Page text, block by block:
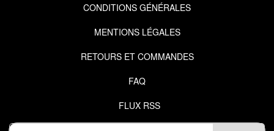
CONDITIONS GÉNÉRALES
MENTIONS LÉGALES
RETOURS ET COMMANDES
FAQ
FLUX RSS